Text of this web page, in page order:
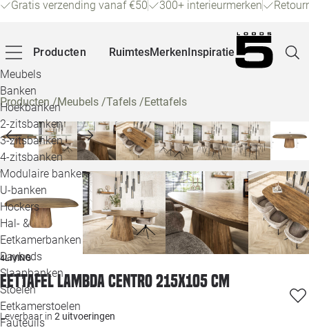
Gratis verzending vanaf €50 300+ interieurmerken
Producten
Meubels
Banken
Hoekbanken
2-zitsbanken
3-zitsbanken
4-zitsbanken
Modulaire banken
U-banken
Hockers
Hal- &
Eetkamerbanken
Daybeds
Slaapbanken
Stoelen
Eetkamerstoelen
Fauteuils
RuimtesMerkenInspiratie
Producten/Meubels /Tafels /Eettafels
4LIVING
Eettafel Lambda Centro 215x105 cm
Leverbaar in 2 uitvoeringen